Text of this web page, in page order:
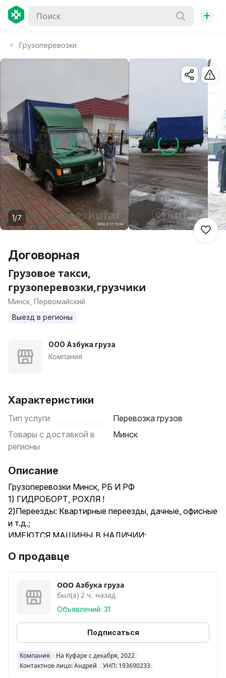
+
Грузоперевозки
1/7
Договорная
Грузовое такси,
грузоперевозки,грузчики
Минск, Первомайский
Выезд в регионы
ООО Азбука груза
Компания
Характеристики
Тип услуги
Перевозка грузов
Товары с доставкой в
регионы
Минск
Описание
Грузоперевозки Минск, РБ И РФ
1) ГИДРОБОРТ, РОХЛЯ !
2)Переезды: Квартирные переезды, дачные, офисные
и т.д.;
ИМЕЮТСЯ МАШИНЫ В НАЛИЧИИ:
15 куб до 2 тонн
20 куб до 5 тонн
30 куб до 5 тонн
50 куб до 10тонн
Машины оборудованы: ремнями, крепежами,
телегами, рохлями и всем необходимым
упаковочным материалом;
3) Перевозка строительных и отделочных
материалов;
О продавце
ООО Азбука груза
был(а) 2 ч. назад
Объявлений: 31
Подписаться
Компания
На Куфаре с декабря, 2022
Контактное лицо: Андрей
УНП: 193690233